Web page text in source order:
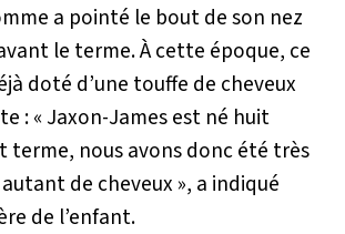
a pointé le bout de son nez
le terme. À cette époque, ce
doté d’une touffe de cheveux
:« Jaxon-James est né huit
terme, nous avons donc été très
de cheveux », a indiqué
de l’enfant.